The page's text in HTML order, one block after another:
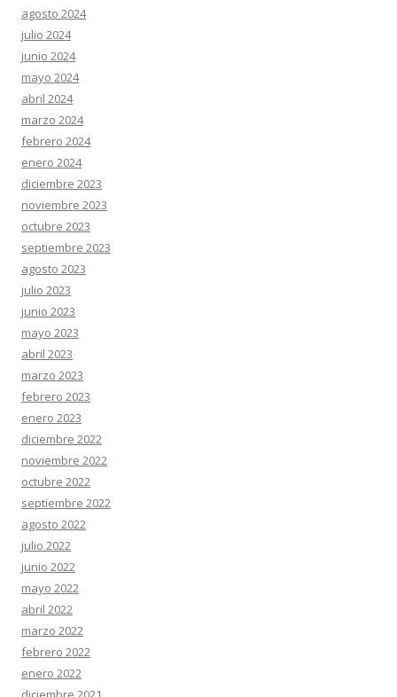
agosto 2024
julio 2024
junio 2024
mayo 2024
abril 2024
marzo 2024
febrero 2024
enero 2024
diciembre 2023
noviembre 2023
octubre 2023
septiembre 2023
agosto 2023
julio 2023
junio 2023
mayo 2023
abril 2023
marzo 2023
febrero 2023
enero 2023
diciembre 2022
noviembre 2022
octubre 2022
septiembre 2022
agosto 2022
julio 2022
junio 2022
mayo 2022
abril 2022
marzo 2022
febrero 2022
enero 2022